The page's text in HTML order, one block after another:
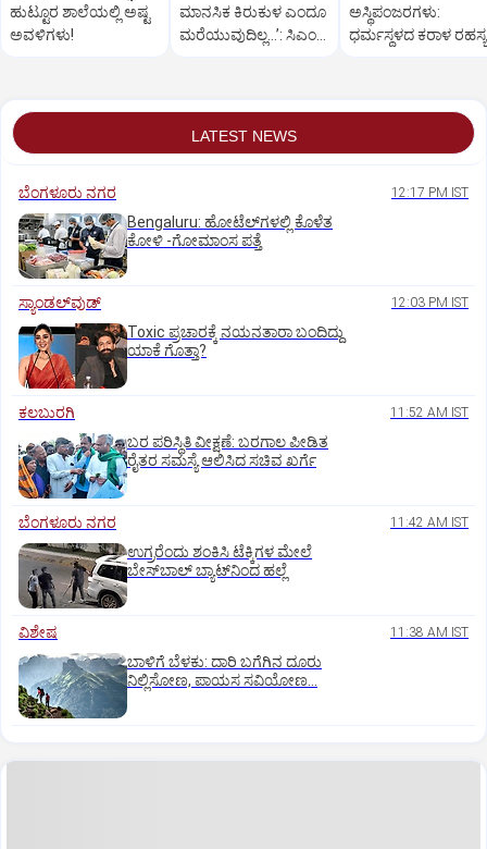
ಹುಟ್ಟೂರ ಶಾಲೆಯಲ್ಲಿ ಅಷ್ಟ
ಅವಳಿಗಳು!
ಮಾನಸಿಕ ಕಿರುಕುಳ ಎಂದೂ
ಮರೆಯುವುದಿಲ್ಲ…’: ಸಿಎಂ
ಅಸ್ಥಿಪಂಜರಗಳು:
ಧರ್ಮಸ್ಥಳದ‌ ಕರಾಳ ರಹಸ್ಯ
LATEST NEWS
ಬೆಂಗಳೂರು ನಗರ 12:17 PM IST
Bengaluru: ಹೋಟೆಲ್‌ಗ‌ಳಲ್ಲಿ ಕೊಳೆತ
ಕೋಳಿ -ಗೋಮಾಂಸ ಪತ್ತೆ
ಸ್ಯಾಂಡಲ್‌ವುಡ್‌ 12:03 PM IST
Toxic ಪ್ರಚಾರಕ್ಕೆ ನಯನತಾರಾ ಬಂದಿದ್ದು
ಯಾಕೆ ಗೊತ್ತಾ?
ಕಲಬುರಗಿ 11:52 AM IST
ಬರ ಪರಿಸ್ಥಿತಿ ವೀಕ್ಷಣೆ: ಬರಗಾಲ ಪೀಡಿತ
ರೈತರ ಸಮಸ್ಯೆ ಆಲಿಸಿದ ಸಚಿವ ಖರ್ಗೆ
ಬೆಂಗಳೂರು ನಗರ 11:42 AM IST
ಉಗ್ರರೆಂದು ಶಂಕಿಸಿ ಟೆಕ್ಕಿಗಳ ಮೇಲೆ
ಬೇಸ್‌ಬಾಲ್‌ ಬ್ಯಾಟ್‌ನಿಂದ ಹಲ್ಲೆ
ವಿಶೇಷ 11:38 AM IST
ಬಾಳಿಗೆ ಬೆಳಕು: ದಾರಿ ಬಗೆಗಿನ ದೂರು
ನಿಲ್ಲಿಸೋಣ, ಪಾಯಸ ಸವಿಯೋಣ...